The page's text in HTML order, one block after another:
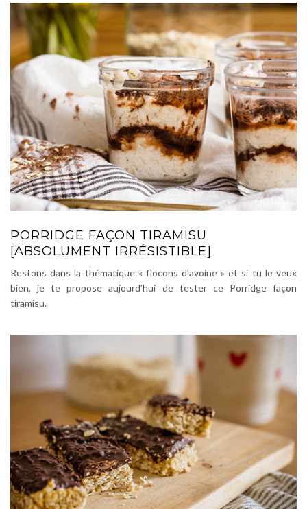
PORRIDGE FAÇON TIRAMISU
[ABSOLUMENT IRRÉSISTIBLE]
Restons dans la thématique « flocons d’avoine » et si tu le veux
bien, je te propose aujourd’hui de tester ce Porridge façon
tiramisu.